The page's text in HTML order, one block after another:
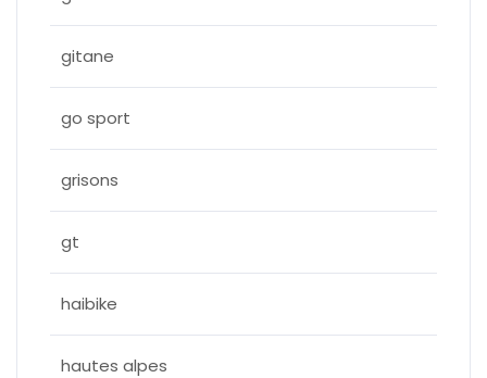
gitane
go sport
grisons
gt
haibike
hautes alpes